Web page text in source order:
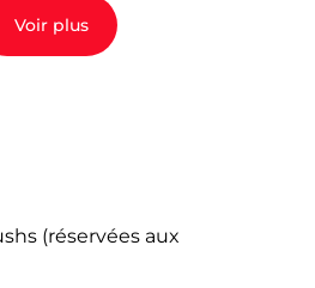
Voir plus
(réservées aux